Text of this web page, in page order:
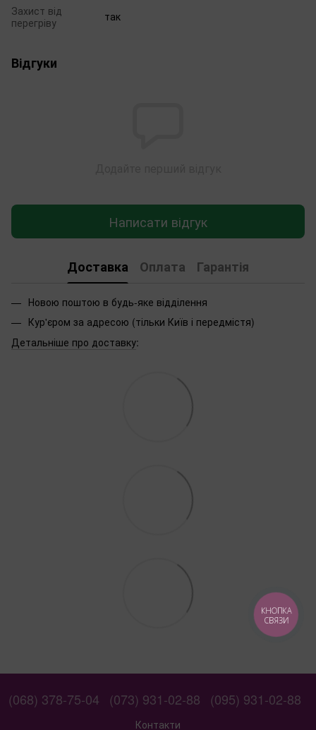
Захист від
перегріву
так
Відгуки
Написати відгук
Доставка Оплата Гарантія
Новою поштою в будь-яке відділення
Кур'єром за адресою (тільки Київ і передмістя)
Детальніше про доставку:
(068) 378-75-04 (073) 931-02-88 (095) 931-02-88
Контакти
КНОПКА
СВЯЗИ